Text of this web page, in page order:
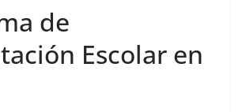
de
Escolar en